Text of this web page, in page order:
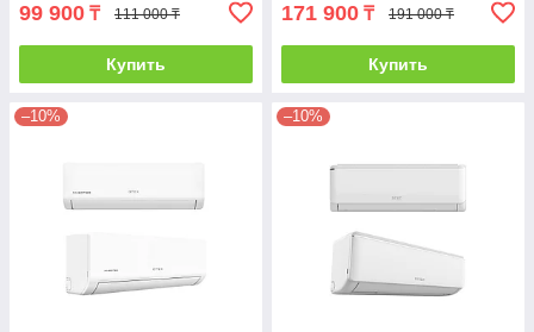
99 900 ₸ 111 000 ₸
Купить
171 900 ₸ 191 000 ₸
Купить
–10% –10%